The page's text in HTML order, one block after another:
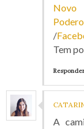
Novo
/
Tem
Responder
A